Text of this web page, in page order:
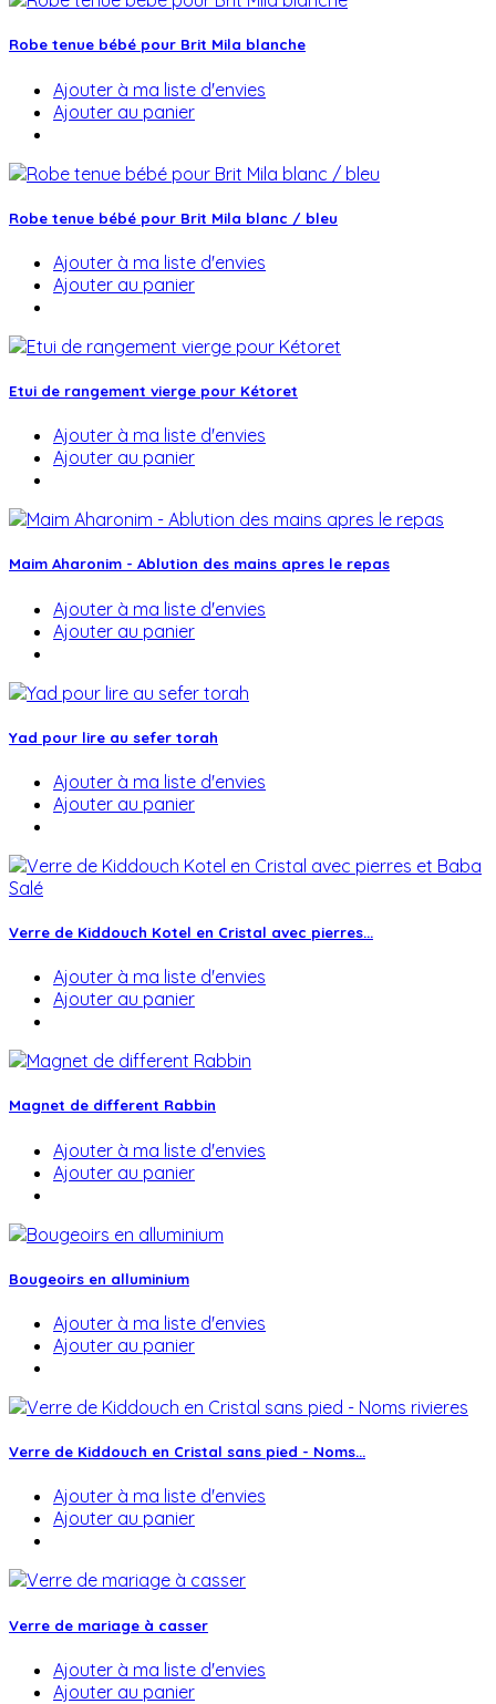
Robe tenue bébé pour Brit Mila blanche
Ajouter à ma liste d'envies
Ajouter au panier
Robe tenue bébé pour Brit Mila blanc / bleu
Ajouter à ma liste d'envies
Ajouter au panier
Etui de rangement vierge pour Kétoret
Ajouter à ma liste d'envies
Ajouter au panier
Maim Aharonim - Ablution des mains apres le repas
Ajouter à ma liste d'envies
Ajouter au panier
Yad pour lire au sefer torah
Ajouter à ma liste d'envies
Ajouter au panier
Verre de Kiddouch Kotel en Cristal avec pierres...
Ajouter à ma liste d'envies
Ajouter au panier
Magnet de different Rabbin
Ajouter à ma liste d'envies
Ajouter au panier
Bougeoirs en alluminium
Ajouter à ma liste d'envies
Ajouter au panier
Verre de Kiddouch en Cristal sans pied - Noms...
Ajouter à ma liste d'envies
Ajouter au panier
Verre de mariage à casser
Ajouter à ma liste d'envies
Ajouter au panier